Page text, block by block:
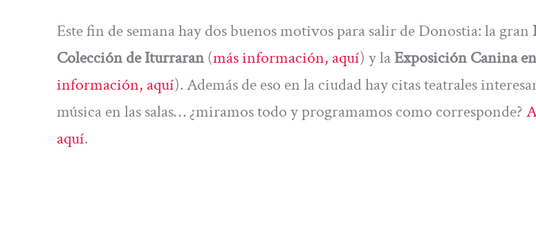
Este fin de semana hay dos buenos motivos para salir de Donostia: la gran
Colección de Iturraran(más información, aquí) y laExposición Canina
información, aquí). Además de eso en la ciudad hay citas teatrales
música en las salas… ¿miramos todo y programamos como corresponde?
aquí.